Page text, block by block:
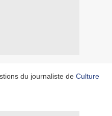
du journaliste de Culture